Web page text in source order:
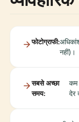
फोटोग्राफी:
नहीं)।
सबसे अच्छा
समय:
कम
देर